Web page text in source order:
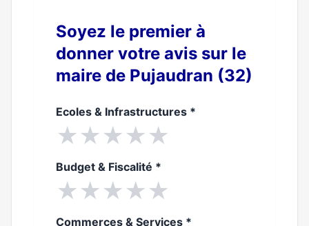
Soyez le premier à
donner votre avis sur le
maire de Pujaudran (32)
Ecoles & Infrastructures *
★★★★★
Budget & Fiscalité *
★★★★★
Commerces & Services *